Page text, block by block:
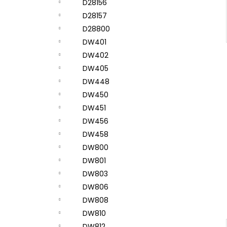
D28156
D28157
D28800
DW401
DW402
DW405
DW448
DW450
DW451
DW456
DW458
DW800
DW801
DW803
DW806
DW808
DW810